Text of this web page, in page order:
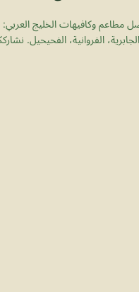
مطاعم وكافيهات الخليج العربي:
الفروانية، الفحيحيل.